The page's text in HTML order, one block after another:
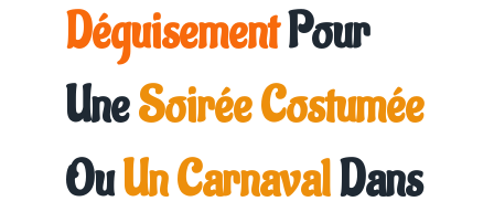
DéguisementPour
UneSoirée Costumée
OuUn CarnavalDans